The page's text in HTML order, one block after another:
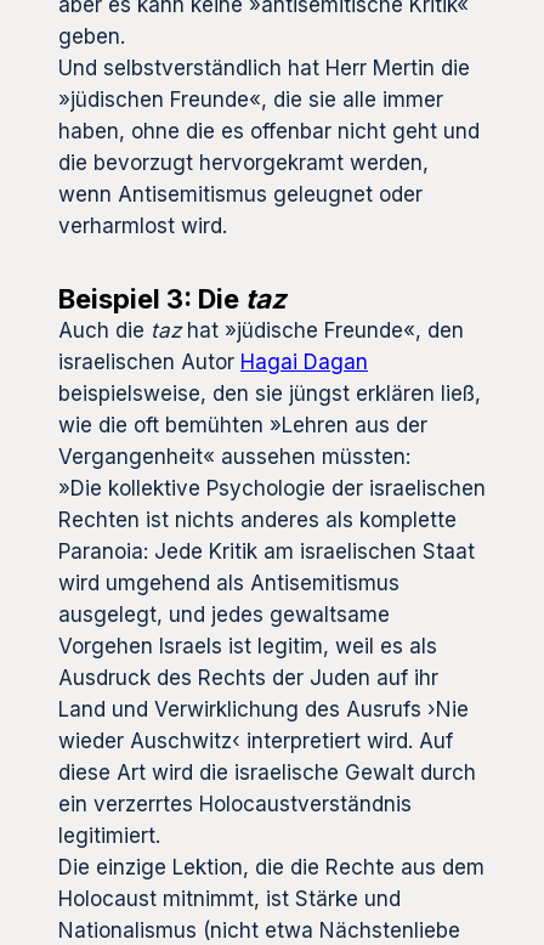
aber es kann keine »antisemitische Kritik«
geben.
Und selbstverständlich hat Herr Mertin die
»jüdischen Freunde«, die sie alle immer
haben, ohne die es offenbar nicht geht und
die bevorzugt hervorgekramt werden,
wenn Antisemitismus geleugnet oder
verharmlost wird.
Beispiel 3: Die taz
Auch die tazhat »jüdische Freunde«, den
israelischen Autor Hagai Dagan
beispielsweise, den sie jüngst erklären ließ,
wie die oft bemühten »Lehren aus der
Vergangenheit« aussehen müssten:
»Die kollektive Psychologie der israelischen
Rechten ist nichts anderes als komplette
Paranoia: Jede Kritik am israelischen Staat
wird umgehend als Antisemitismus
ausgelegt, und jedes gewaltsame
Vorgehen Israels ist legitim, weil es als
Ausdruck des Rechts der Juden auf ihr
Land und Verwirklichung des Ausrufs ›Nie
wieder Auschwitz‹ interpretiert wird. Auf
diese Art wird die israelische Gewalt durch
ein verzerrtes Holocaustverständnis
legitimiert.
Die einzige Lektion, die die Rechte aus dem
Holocaust mitnimmt, ist Stärke und
Nationalismus (nicht etwa Nächstenliebe